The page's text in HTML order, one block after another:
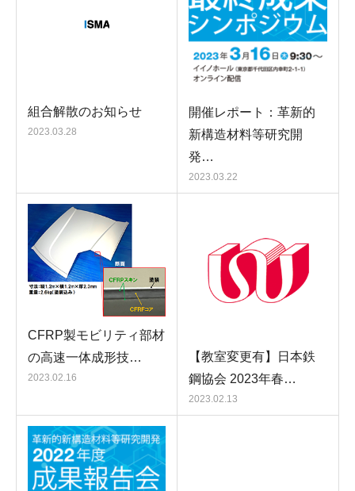
組合解散のお知らせ
2023.03.28
開催レポート：革新的
新構造材料等研究開
発…
2023.03.22
CFRP製モビリティ部材
の高速一体成形技…
2023.02.16
【教室変更有】日本鉄
鋼協会 2023年春…
2023.02.13